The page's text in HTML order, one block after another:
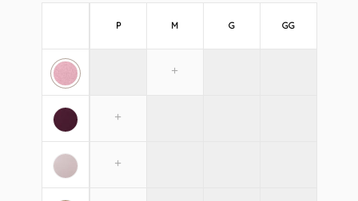
P M G GG